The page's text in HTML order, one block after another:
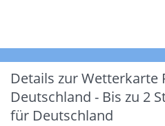
Details zur Wetterkarte
Deutschland - Bis zu 2
für Deutschland